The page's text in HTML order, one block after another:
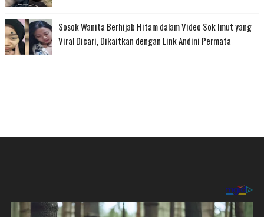
Sosok Wanita Berhijab Hitam dalam Video Sok Imut yang
Viral Dicari, Dikaitkan dengan Link Andini Permata